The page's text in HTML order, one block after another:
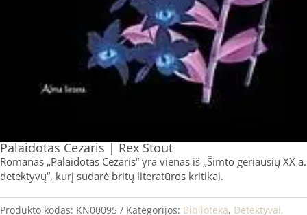
Palaidotas Cezaris | Rex Stout
Romanas „Palaidotas Cezaris“ yra vienas iš „Šimto geriausių XX a.
detektyvų“, kurį sudarė britų literatūros kritikai.
Produkto kodas: KN00095 Kategorijos: Biblioteka, Detektyvai,